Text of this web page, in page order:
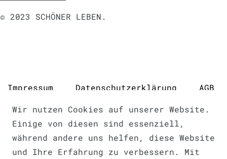
Wir nutzen Cookies auf unserer Website.
Einige von diesen sind essenziell,
während andere uns helfen, diese Website
und Ihre Erfahrung zu verbessern. Mit
© 2023 SCHÖNER LEBEN.
Impressum Daten­schutz­erklärung AGB
Barrierefreiheitserklärung